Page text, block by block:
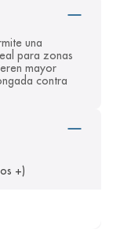
una
para zonas
mayor
contra
+)